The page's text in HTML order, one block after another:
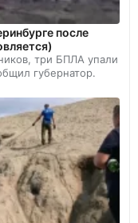
после
три БПЛА упали
губернатор.